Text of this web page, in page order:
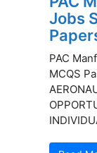
Jobs
PAC
MCQS